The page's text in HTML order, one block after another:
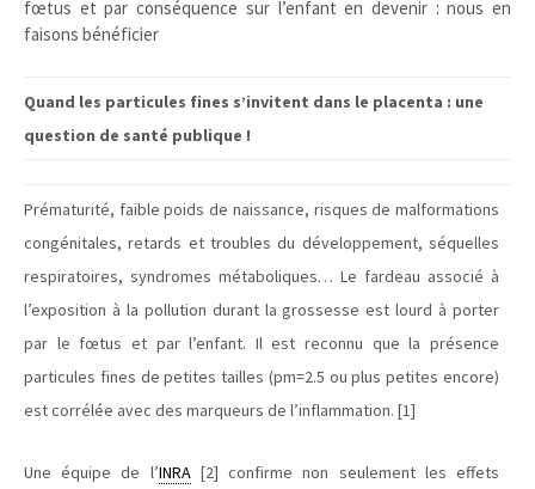
fœtus et par conséquence sur l’enfant en devenir : nous en
faisons bénéficier
Quand les particules fines s’invitent dans le placenta : une
question de santé publique !
Prématurité, faible poids de naissance, risques de malformations
congénitales, retards et troubles du développement, séquelles
respiratoires, syndromes métaboliques… Le fardeau associé à
l’exposition à la pollution durant la grossesse est lourd à porter
par le fœtus et par l’enfant. Il est reconnu que la présence
particules fines de petites tailles (pm=2.5 ou plus petites encore)
est corrélée avec des marqueurs de l’inflammation. [1]
Une équipe de l’INRA[2] confirme non seulement les effets